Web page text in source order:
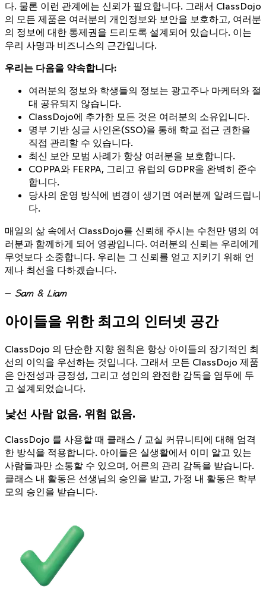
다. 물론 이런 관계에는 신뢰가 필요합니다. 그래서 ClassDojo
의 모든 제품은 여러분의 개인정보와 보안을 보호하고, 여러분
의 정보에 대한 통제권을 드리도록 설계되어 있습니다. 이는
우리 사명과 비즈니스의 근간입니다.
우리는 다음을 약속합니다:
여러분의 정보와 학생들의 정보는 광고주나 마케터와 절
대 공유되지 않습니다.
ClassDojo에 추가한 모든 것은 여러분의 소유입니다.
명부 기반 싱글 사인온(SSO)을 통해 학교 접근 권한을
직접 관리할 수 있습니다.
최신 보안 모범 사례가 항상 여러분을 보호합니다.
COPPA와 FERPA, 그리고 유럽의 GDPR을 완벽히 준수
합니다.
당사의 운영 방식에 변경이 생기면 여러분께 알려드립니
다.
매일의 삶 속에서 ClassDojo를 신뢰해 주시는 수천만 명의 여
러분과 함께하게 되어 영광입니다. 여러분의 신뢰는 우리에게
무엇보다 소중합니다. 우리는 그 신뢰를 얻고 지키기 위해 언
제나 최선을 다하겠습니다.
— Sam & Liam
아이들을 위한 최고의 인터넷 공간
ClassDojo 의 단순한 지향 원칙은 항상 아이들의 장기적인 최
선의 이익을 우선하는 것입니다. 그래서 모든 ClassDojo 제품
은 안전성과 긍정성, 그리고 성인의 완전한 감독을 염두에 두
고 설계되었습니다.
낯선 사람 없음. 위험 없음.
ClassDojo 를 사용할 때 클래스 / 교실 커뮤니티에 대해 엄격
한 방식을 적용합니다. 아이들은 실생활에서 이미 알고 있는
사람들과만 소통할 수 있으며, 어른의 관리 감독을 받습니다.
클래스 내 활동은 선생님의 승인을 받고, 가정 내 활동은 학부
모의 승인을 받습니다.